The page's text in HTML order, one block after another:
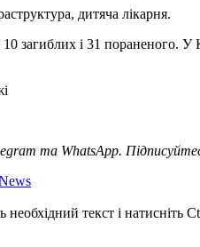
дитяча лікарня.
загиблих і 31 пораненого.
та WhatsApp.
текст і натисніть